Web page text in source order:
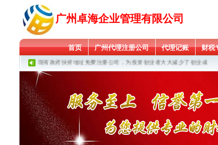
广州卓海企业管理有限公司
首页 广州代理注册公司 代理记账 财税
广州卓海现有政府扶持地址免费注册公司，为投资创业者大大减少了创业成本！